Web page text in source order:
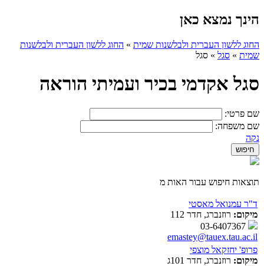
הינך נמצא כאן
החוג ללשון העברית ולבלשנות שמית » החוג ללשון העברית ולבלשנות
שמית » סגל » סגל
סגל אקדמי בכיר ועמיתי הוראה
שם פרטי:
שם משפחה:
נקה
תוצאות חיפוש עבור האות מ
ד"ר עמנואל מאסטי
מיקום: רוזנברג, חדר 112
emastey@tauex.tau.ac.il
פרופ' יחזקאל מוצפי
מיקום: רוזנברג, חדר 101ג